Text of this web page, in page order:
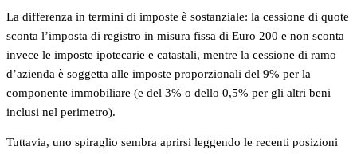
La differenza in termini di imposte è sostanziale: la cessione di quote
sconta l’imposta di registro in misura fissa di Euro 200 e non sconta
invece le imposte ipotecarie e catastali, mentre la cessione di ramo
d’azienda è soggetta alle imposte proporzionali del 9% per la
componente immobiliare (e del 3% o dello 0,5% per gli altri beni
inclusi nel perimetro).
Tuttavia, uno spiraglio sembra aprirsi leggendo le recenti posizioni